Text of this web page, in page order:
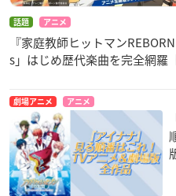
話題 アニメ
『家庭教師ヒットマン
s」はじめ歴代楽曲を完全網羅
劇場アニメ アニメ